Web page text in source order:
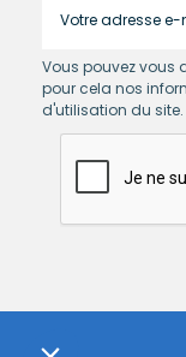
Vous pouvez vous
pour cela nos
d'utilisation du site.